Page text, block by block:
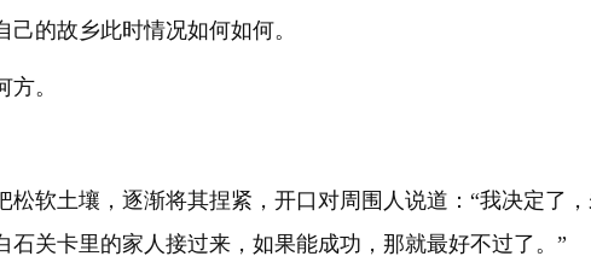
的故乡此时情况如何如何。
。
松软土壤，逐渐将其捏紧，开口对周围人说道：“我决定了
石关卡里的家人接过来，如果能成功，那就最好不过了。”